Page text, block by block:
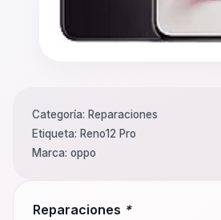
Reparaciones *
Categoría: Reparaciones
Etiqueta: Reno12 Pro
Marca: oppo